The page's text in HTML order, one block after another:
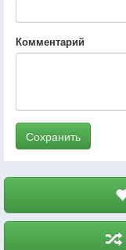
Комментарий
Сохранить